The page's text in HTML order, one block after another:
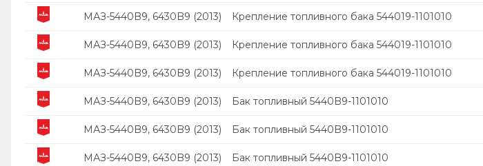
МАЗ-5440B9, 6430B9 (2013) Крепление топливного бака 544019-1101010
МАЗ-5440B9, 6430B9 (2013) Крепление топливного бака 544019-1101010
МАЗ-5440B9, 6430B9 (2013) Крепление топливного бака 544019-1101010
МАЗ-5440B9, 6430B9 (2013) Бак топливный 5440B9-1101010
МАЗ-5440B9, 6430B9 (2013) Бак топливный 5440B9-1101010
МАЗ-5440B9, 6430B9 (2013) Бак топливный 5440B9-1101010